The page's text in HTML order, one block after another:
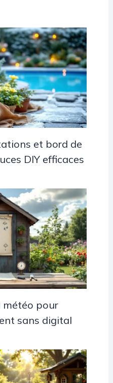
et bord de
DIY efficaces
météo pour
sans digital